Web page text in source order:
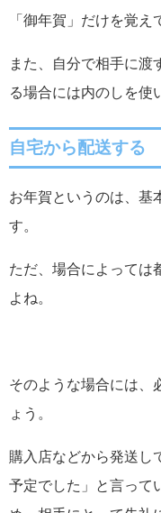
「御年賀」だけを覚え
また、自分で相手に渡
る場合には内のしを使
自宅から配送する
お年賀というのは、基
す。
ただ、場合によっては
よね。
そのような場合には、
ょう。
購入店などから発送し
予定でした」と言って